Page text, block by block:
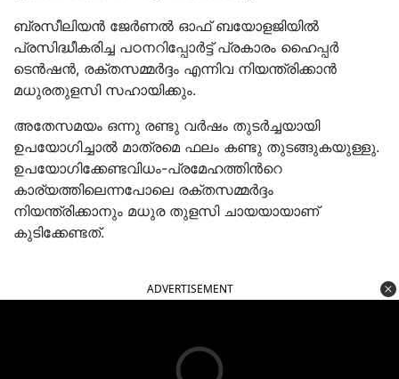
ബ്രസീലിയന്‍ ജേര്‍ണല്‍ ഓഫ് ബയോളജിയില്‍
പ്രസിദ്ധീകരിച്ച പഠനറിപ്പോര്‍ട്ട് പ്രകാരം ഹൈപ്പര്‍
ടെന്‍ഷന്‍, രക്തസമ്മര്‍ദ്ദം എന്നിവ നിയന്ത്രിക്കാന്‍
മധുരതുളസി സഹായിക്കും.
അതേസമയം ഒന്നു രണ്ടു വര്‍ഷം തുടര്‍ച്ചയായി
ഉപയോഗിച്ചാല്‍ മാത്രമെ ഫലം കണ്ടു തുടങ്ങുകയുള്ളു.
ഉപയോഗിക്കേണ്ടവിധം-പ്രമേഹത്തിന്‍റെ
കാര്യത്തിലെന്നപോലെ രക്തസമ്മര്‍ദ്ദം
നിയന്ത്രിക്കാനും മധുര തുളസി ചായയായാണ്
കുടിക്കേണ്ടത്.